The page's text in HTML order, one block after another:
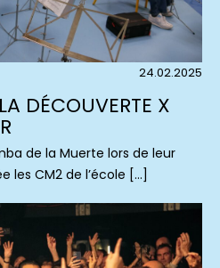
24.02.2025
DÉCOUVERTE X
de la Muerte lors de leur
les CM2 de l’école […]